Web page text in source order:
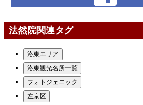
法然院関連タグ
洛東エリア
洛東観光名所一覧
フォトジェニック
左京区